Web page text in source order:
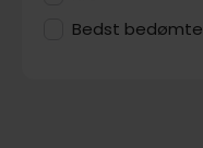
Bedst bedømte